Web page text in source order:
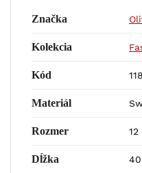
Značka
Kolekcia
Kód
Materiál
Rozmer 12
Dĺžka